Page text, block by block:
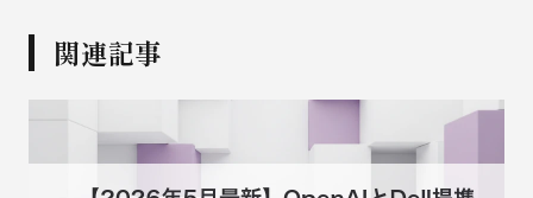
関連記事